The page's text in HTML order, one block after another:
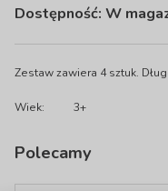
Dostępność: W
Zestaw zawiera 4 sztuk.
Wiek: 3+
Polecamy